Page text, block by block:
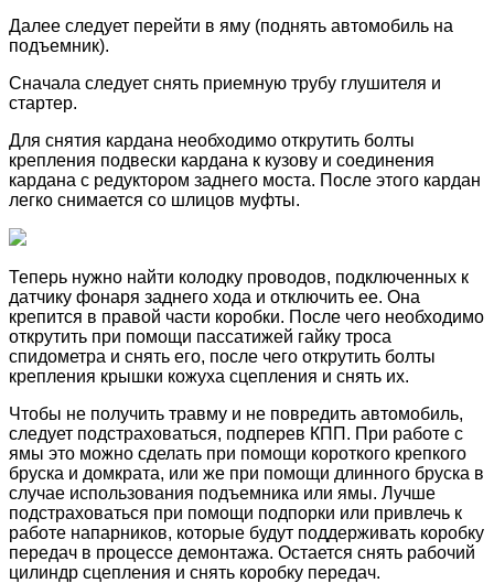
Далее следует перейти в яму (поднять автомобиль на
подъемник).
Сначала следует снять приемную трубу глушителя и
стартер.
Для снятия кардана необходимо открутить болты
крепления подвески кардана к кузову и соединения
кардана с редуктором заднего моста. После этого кардан
легко снимается со шлицов муфты.
Теперь нужно найти колодку проводов, подключенных к
датчику фонаря заднего хода и отключить ее. Она
крепится в правой части коробки. После чего необходимо
открутить при помощи пассатижей гайку троса
спидометра и снять его, после чего открутить болты
крепления крышки кожуха сцепления и снять их.
Чтобы не получить травму и не повредить автомобиль,
следует подстраховаться, подперев КПП. При работе с
ямы это можно сделать при помощи короткого крепкого
бруска и домкрата, или же при помощи длинного бруска в
случае использования подъемника или ямы. Лучше
подстраховаться при помощи подпорки или привлечь к
работе напарников, которые будут поддерживать коробку
передач в процессе демонтажа. Остается снять рабочий
цилиндр сцепления и снять коробку передач.